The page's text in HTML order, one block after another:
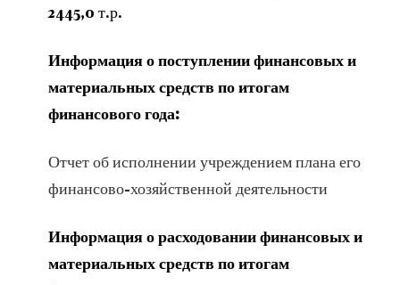
2445,0 т.р.
Информация о поступлении финансовых и
материальных средств по итогам
финансового года:
Отчет об исполнении учреждением плана его
финансово-хозяйственной деятельности
Информация о расходовании финансовых и
материальных средств по итогам